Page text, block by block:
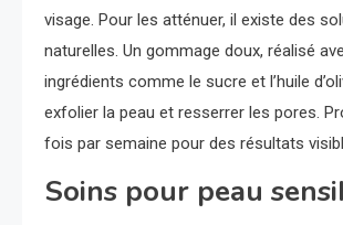
visage. Pour les atténuer, il existe des
naturelles. Un gommage doux, réalisé
ingrédients comme le sucre et l’huile
exfolier la peau et resserrer les pores.
fois par semaine pour des résultats
Soins pour peau